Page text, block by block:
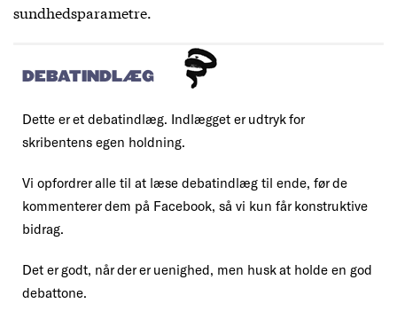
sundhedsparametre.
DEBATINDLÆG
Dette er et debatindlæg. Indlægget er udtryk for
skribentens egen holdning.
Vi opfordrer alle til at læse debatindlæg til ende, før de
kommenterer dem på Facebook, så vi kun får konstruktive
bidrag.
Det er godt, når der er uenighed, men husk at holde en god
debattone.